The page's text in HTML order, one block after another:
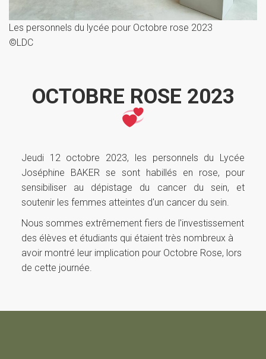
Les personnels du lycée pour Octobre rose 2023
©LDC
OCTOBRE ROSE 2023
Jeudi 12 octobre 2023, les personnels du Lycée
Joséphine BAKER se sont habillés en rose, pour
sensibiliser au dépistage du cancer du sein, et
soutenir les femmes atteintes d'un cancer du sein.
Nous sommes extrêmement fiers de l'investissement
des élèves et étudiants qui étaient très nombreux à
avoir montré leur implication pour Octobre Rose, lors
de cette journée.